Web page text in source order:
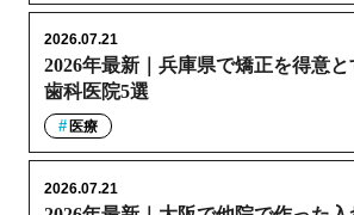
2026年最新｜兵庫県で矯正を得意
歯科医院5選
2026.07.21
医療
2026.07.21